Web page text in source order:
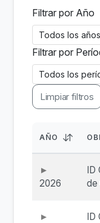
Filtrar por Año
Filtrar por
Limpiar filtros
AÑO
2026
ID
de
ID